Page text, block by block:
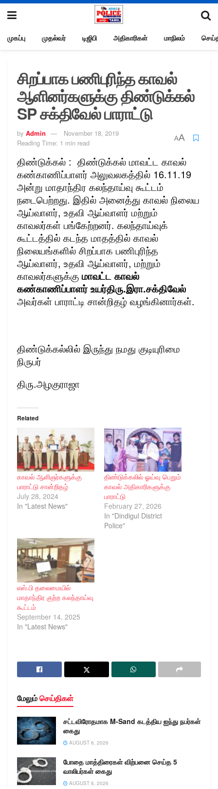
முகப்பு முதல்வர் டிஜிபி அதிகாரிகள் மாநிலம்
சிறப்பாக பணிபுரிந்த காவல்
ஆளினர்களுக்கு திண்டுக்கல்
SP சக்திவேல் பாராட்டு
by Admin
November 18, 2019
Reading Time: 1 min read
AA
திண்டுக்கல் : திண்டுக்கல் மாவட்ட காவல்
கண்காணிப்பாளர் அலுவலகத்தில் 16.11.19
அன்று மாதாந்திர கலந்தாய்வு கூட்டம்
நடைபெற்றது. இதில் அனைத்து காவல் நிலைய
ஆய்வாளர், உதவி ஆய்வாளர் மற்றும்
காவலர்கள் பங்கேற்றனர். கலந்தாய்வுக்
கூட்டத்தில் கடந்த மாதத்தில் காவல்
நிலையங்களில் சிறப்பாக பணிபுரிந்த
ஆய்வாளர், உதவி ஆய்வாளர், மற்றும்
காவலர்களுக்கு மாவட்ட காவல்
கண்காணிப்பாளர் உயர்திரு.இரா.சக்திவேல்
அவர்கள் பாராட்டி சான்றிதழ் வழங்கினார்கள்.
திண்டுக்கல்லில் இருந்து நமது குடியுரிமை
நிருபர்
திரு.அழகுராஜா
Related
காவல் ஆளிஞர்களுக்கு
பாராட்டு சான்றிதழ்
July 28, 2024
In "Latest News"
திண்டுக்கலில் ஓய்வு பெறும்
காவல் அதிகாரிகளுக்கு
பாராட்டு
February 27, 2026
In "Dindigul District
Police"
எஸ்.பி தலைமையில்
மாதாந்திர குற்ற கலந்தாய்வு
கூட்டம்
September 14, 2025
In "Latest News"
மேலும்செய்திகள்
சட்டவிரோதமாக M-Sand கடத்திய ஐந்து நபர்கள்
கைது
AUGUST 6, 2026
போதை மாத்திரைகள் விற்பனை செய்த 5
வாலிபர்கள் கைது
AUGUST 6, 2026